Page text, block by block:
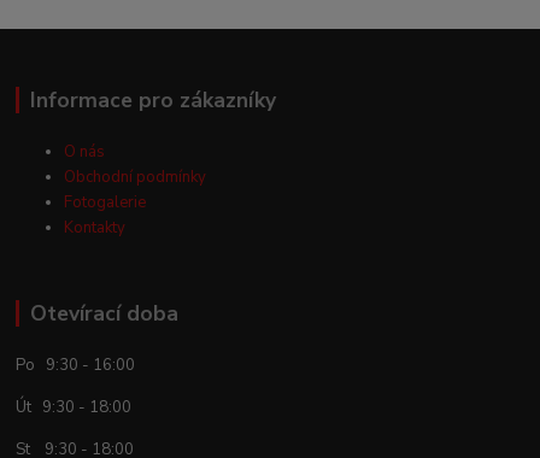
Informace pro zákazníky
O nás
Obchodní podmínky
Fotogalerie
Kontakty
Otevírací doba
Po 9:30 - 16:00
Út 9:30 - 18:00
St 9:30 - 18:00